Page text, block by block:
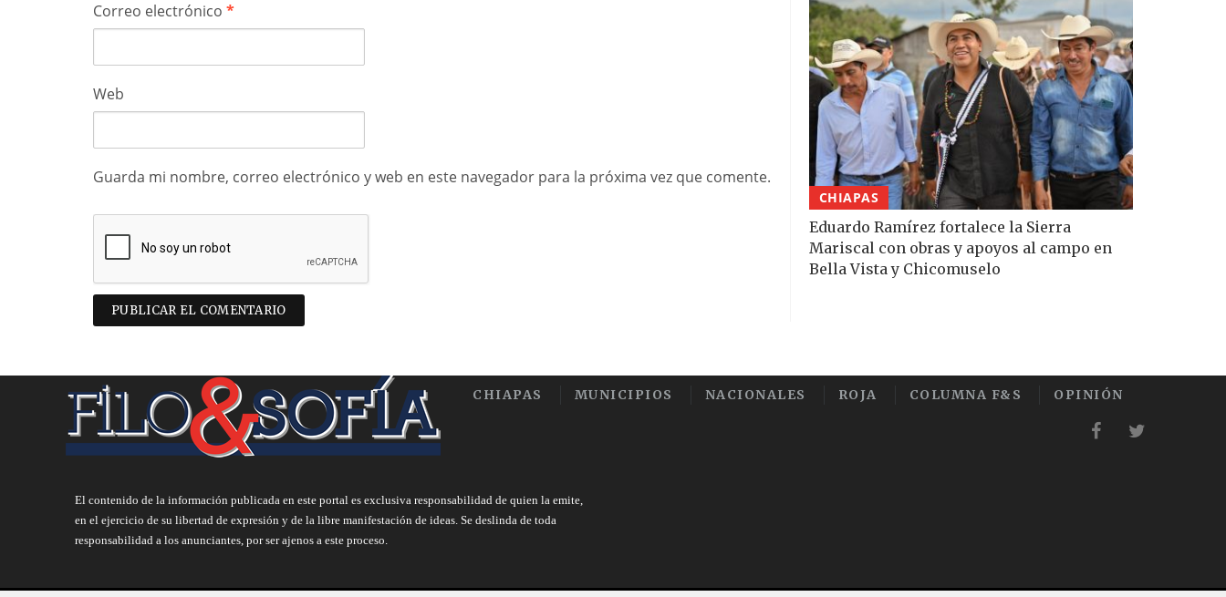
Correo electrónico *
Web
Guarda mi nombre, correo electrónico y web en este navegador para la próxima vez que comente.
CHIAPAS
Eduardo Ramírez fortalece la Sierra
Mariscal con obras y apoyos al campo en
Bella Vista y Chicomuselo
CHIAPAS MUNICIPIOS NACIONALES ROJA COLUMNA F&S OPINIÓN
El contenido de la información publicada en este portal es exclusiva responsabilidad de quien la emite,
en el ejercicio de su libertad de expresión y de la libre manifestación de ideas. Se deslinda de toda
responsabilidad a los anunciantes, por ser ajenos a este proceso.